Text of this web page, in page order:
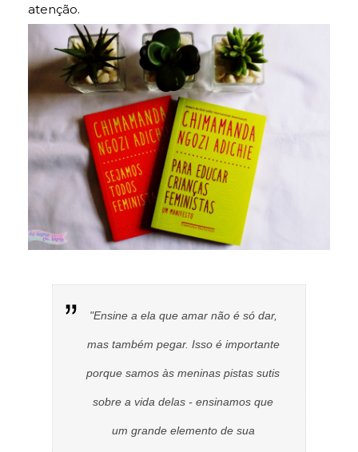
atenção.
"Ensine a ela que amar não é só dar,
mas também pegar. Isso é importante
porque samos às meninas pistas sutis
sobre a vida delas - ensinamos que
um grande elemento de sua